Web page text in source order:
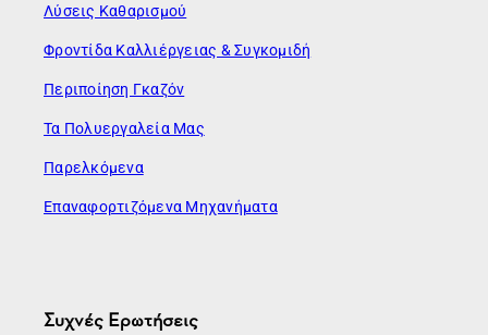
Λύσεις Καθαρισμού
Φροντίδα Καλλιέργειας & Συγκομιδή
Περιποίηση Γκαζόν
Τα Πολυεργαλεία Μας
Παρελκόμενα
Επαναφορτιζόμενα Μηχανήματα
Συχνές Ερωτήσεις